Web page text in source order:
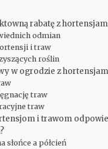
rabatę z
odmian
i traw
roślin
w ogrodzie z
traw
traw
i trawom
słońce a półcień